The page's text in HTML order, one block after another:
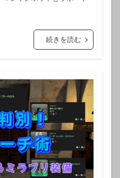
続きを読む